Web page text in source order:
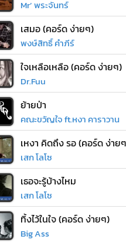
Mr’ พระจันทร์
เสมอ (คอร์ด ง่ายๆ)
พงษ์สิทธิ์ คำภีร์
ใจเหลือเหลือ (คอร์ด ง่ายๆ)
Dr.Fuu
ย้ายป่า
คณะขวัญใจ ft.หงา คาราวาน
เหงา คิดถึง รอ (คอร์ด ง่าย
เสก โลโซ
เธอจะรู้บ้างไหม
เสก โลโซ
ทิ้งไว้ในใจ (คอร์ด ง่ายๆ)
Big Ass